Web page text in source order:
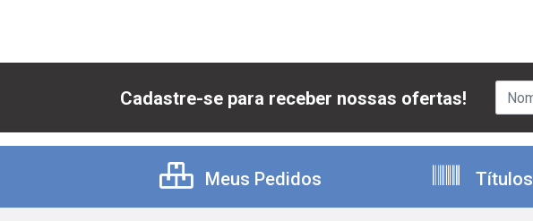
Cadastre-se para receber nossas ofertas!
Meus Pedidos Títulos